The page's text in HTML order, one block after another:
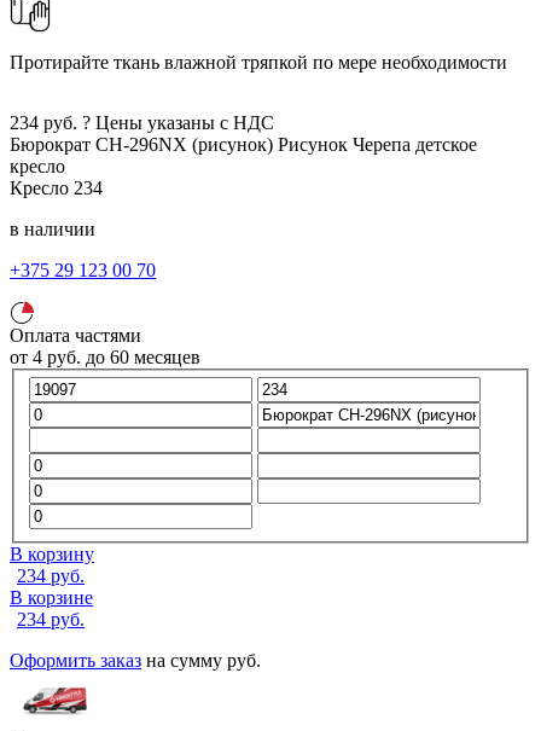
Протирайте ткань влажной тряпкой по мере необходимости
234 руб. ? Цены указаны с НДС
Бюрократ CH-296NX (рисунок) Рисунок Черепа детское
кресло
Кресло 234
в наличии
+375 29 123 00 70
Оплата частями
от 4 руб. до 60 месяцев
В корзину
234 руб.
В корзине
234 руб.
Оформить заказ на сумму руб.